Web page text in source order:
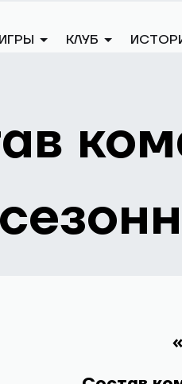
Клубы
ИГРЫ КЛУБ
НОВОСТИ СОСТАВ